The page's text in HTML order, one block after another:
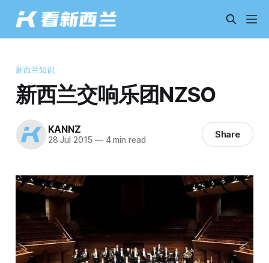
新西兰知识
新西兰交响乐团NZSO
KANNZ
28 Jul 2015 —4 min read Share